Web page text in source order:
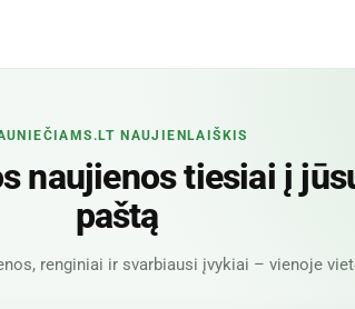
NAUJIENLAIŠKIS
naujienos tiesiai į
paštą
renginiai ir svarbiausi įvykiai – vienoje